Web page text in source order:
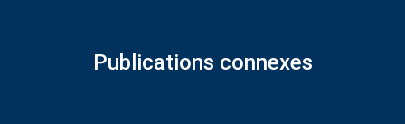
Publications connexes